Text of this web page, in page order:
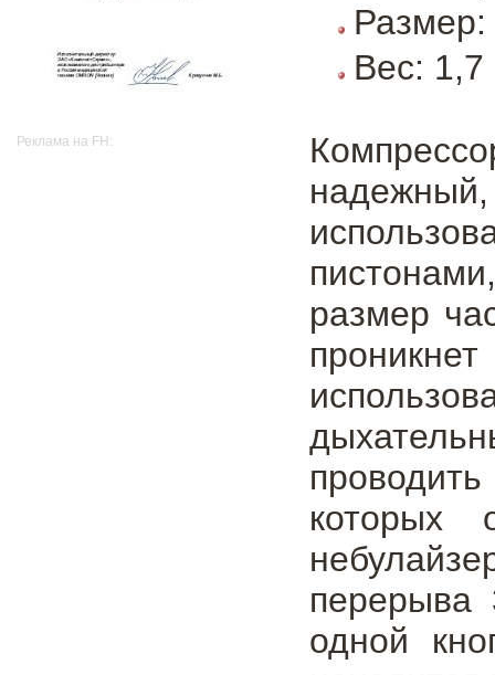
Реклама на FH:
Вес: 1,7
размер
которых
перерыва
одной